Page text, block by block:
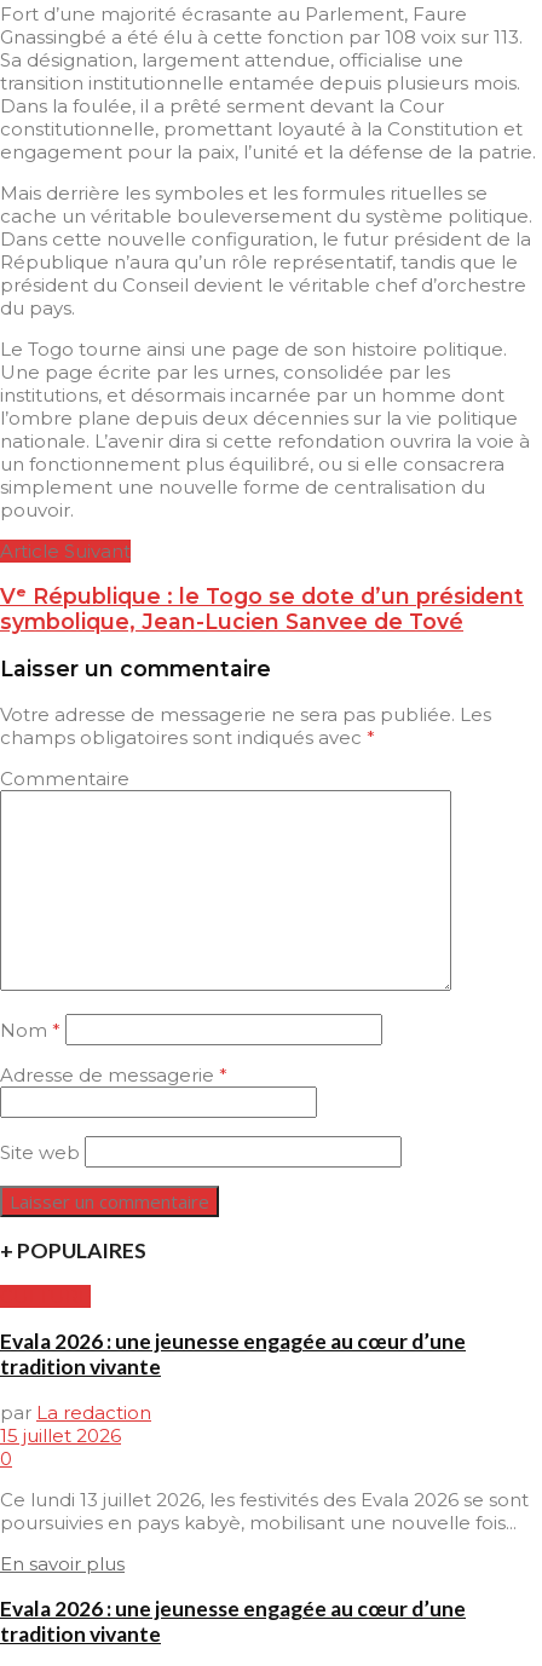
Fort d’une majorité écrasante au Parlement, Faure
Gnassingbé a été élu à cette fonction par 108 voix sur 113.
Sa désignation, largement attendue, officialise une
transition institutionnelle entamée depuis plusieurs mois.
Dans la foulée, il a prêté serment devant la Cour
constitutionnelle, promettant loyauté à la Constitution et
engagement pour la paix, l’unité et la défense de la patrie.
Mais derrière les symboles et les formules rituelles se
cache un véritable bouleversement du système politique.
Dans cette nouvelle configuration, le futur président de la
République n’aura qu’un rôle représentatif, tandis que le
président du Conseil devient le véritable chef d’orchestre
du pays.
Le Togo tourne ainsi une page de son histoire politique.
Une page écrite par les urnes, consolidée par les
institutions, et désormais incarnée par un homme dont
l’ombre plane depuis deux décennies sur la vie politique
nationale. L’avenir dira si cette refondation ouvrira la voie à
un fonctionnement plus équilibré, ou si elle consacrera
simplement une nouvelle forme de centralisation du
pouvoir.
Article Suivant
Vᵉ République : le Togo se dote d’un président
symbolique, Jean-Lucien Sanvee de Tové
Laisser un commentaire
Votre adresse de messagerie ne sera pas publiée. Les
champs obligatoires sont indiqués avec *
Commentaire
Nom *
Adresse de messagerie *
Site web
+ POPULAIRES
Evala 2026 : une jeunesse engagée au cœur d’une
tradition vivante
par La redaction
15 juillet 2026
0
Ce lundi 13 juillet 2026, les festivités des Evala 2026 se sont
poursuivies en pays kabyè, mobilisant une nouvelle fois...
En savoir plus
Evala 2026 : une jeunesse engagée au cœur d’une
tradition vivante